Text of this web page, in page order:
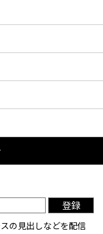
登録
の見出しなどを配信